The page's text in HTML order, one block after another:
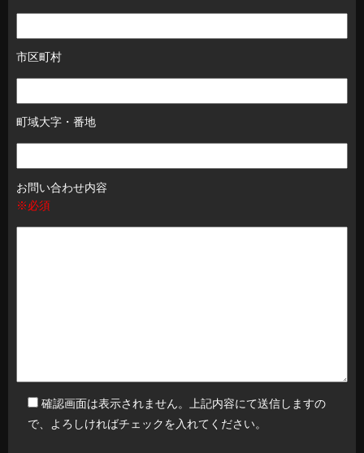
市区町村
町域大字・番地
お問い合わせ内容
※必須
確認画面は表示されません。上記内容にて送信しますの
で、よろしければチェックを入れてください。